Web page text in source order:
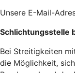
Unsere E-Mail-
Schlichtungsstelle
Bei Streitigkeiten
die Möglichkeit,